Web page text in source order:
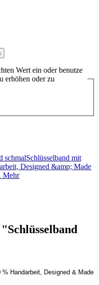
Wert ein oder benutze
erhöhen oder zu
schmalSchlüsselband mit
Designed &amp; Made
Mehr
% Handarbeit, Designed & Made